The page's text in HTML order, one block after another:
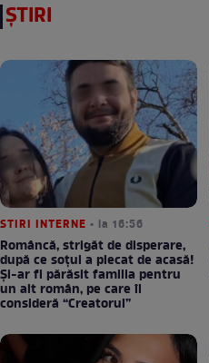
ȘTIRI
STIRI INTERNE • la 16:56
Româncă, strigăt de disperare,
după ce soțul a plecat de acasă!
Și-ar fi părăsit familia pentru
un alt român, pe care îl
consideră “Creatorul”